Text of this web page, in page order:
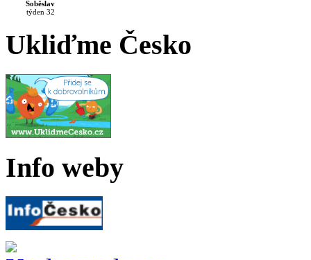
Soběslav
týden 32
Ukliďme Česko
Info weby